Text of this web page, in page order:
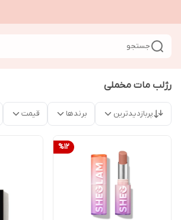
جستجو
رژلب مات مخملی
پربازدیدترین برندها قیمت
%12